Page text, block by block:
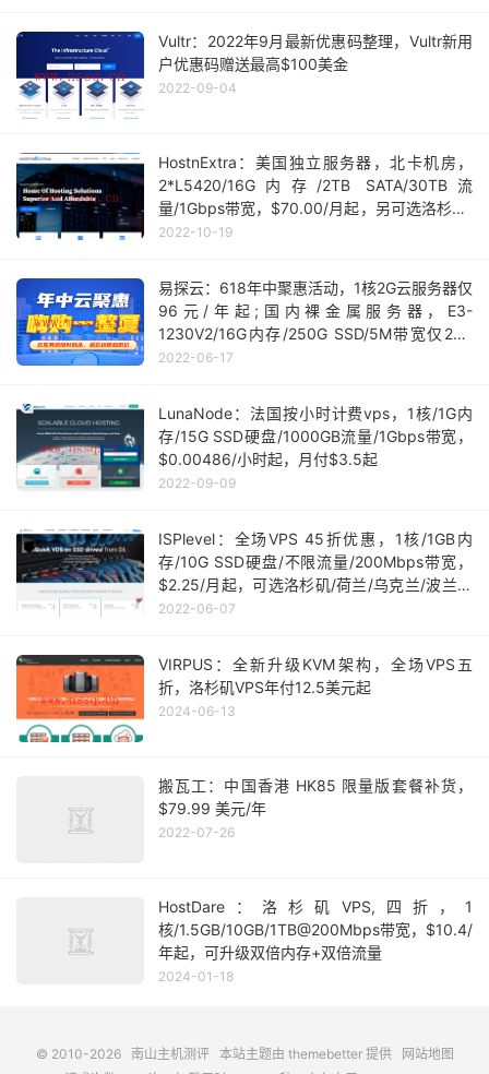
Vultr：2022年9月最新优惠码整理，Vultr新用
户优惠码赠送最高$100美金
2022-09-04
HostnExtra：美国独立服务器，北卡机房，
2*L5420/16G内存/2TB SATA/30TB流
量/1Gbps带宽，$70.00/月起，另可选洛杉矶/
达拉斯/迈阿密机房
2022-10-19
易探云：618年中聚惠活动，1核2G云服务器仅
96元/年起;国内裸金属服务器，E3-
1230V2/16G内存/250G SSD/5M带宽仅298
元/月
2022-06-17
LunaNode：法国按小时计费vps，1核/1G内
存/15G SSD硬盘/1000GB流量/1Gbps带宽，
$0.00486/小时起，月付$3.5起
2022-09-09
ISPlevel：全场VPS 45折优惠，1核/1GB内
存/10G SSD硬盘/不限流量/200Mbps带宽，
$2.25/月起，可选洛杉矶/荷兰/乌克兰/波兰等
机房
2022-06-07
VIRPUS：全新升级KVM架构，全场VPS五
折，洛杉矶VPS年付12.5美元起
2024-06-13
搬瓦工：中国香港 HK85 限量版套餐补货，
$79.99 美元/年
2022-07-26
HostDare：洛杉矶VPS,四折，1
核/1.5GB/10GB/1TB@200Mbps带宽，$10.4/
年起，可升级双倍内存+双倍流量
2024-01-18
© 2010-2026 南山主机测评本站主题由 themebetter提供
网站地图